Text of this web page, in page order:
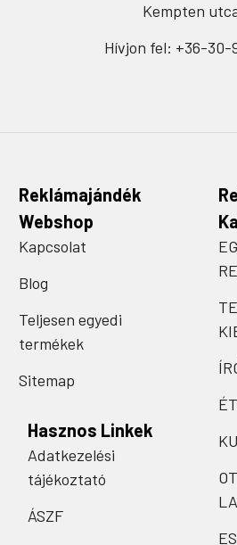
Kempten
Hívjon fel: +36-30-
Reklámajándék
Webshop
Kapcsolat
Blog
Teljesen egyedi
termékek
Sitemap
Hasznos Linkek
Adatkezelési
tájékoztató
ÁSZF